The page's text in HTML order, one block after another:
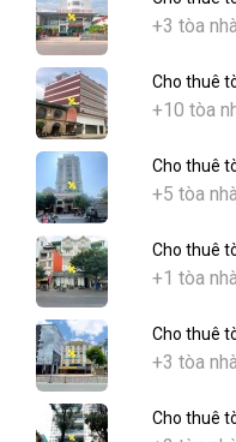
+3 tòa
Cho thuê
+10 tòa
Cho thuê
+5 tòa
Cho thuê
+1 tòa
Cho thuê
+3 tòa
Cho thuê